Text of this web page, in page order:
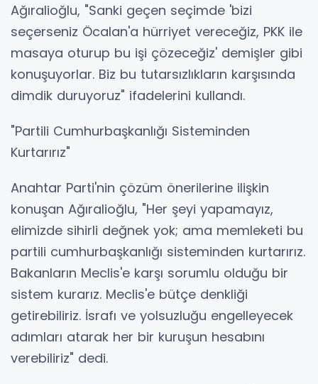
Ağıralioğlu, "Sanki geçen seçimde 'bizi
seçerseniz Öcalan'a hürriyet vereceğiz, PKK ile
masaya oturup bu işi çözeceğiz' demişler gibi
konuşuyorlar. Biz bu tutarsızlıkların karşısında
dimdik duruyoruz" ifadelerini kullandı.
"Partili Cumhurbaşkanlığı Sisteminden
Kurtarırız"
Anahtar Parti'nin çözüm önerilerine ilişkin
konuşan Ağıralioğlu, "Her şeyi yapamayız,
elimizde sihirli değnek yok; ama memleketi bu
partili cumhurbaşkanlığı sisteminden kurtarırız.
Bakanların Meclis'e karşı sorumlu olduğu bir
sistem kurarız. Meclis'e bütçe denkliği
getirebiliriz. İsrafı ve yolsuzluğu engelleyecek
adımları atarak her bir kuruşun hesabını
verebiliriz" dedi.